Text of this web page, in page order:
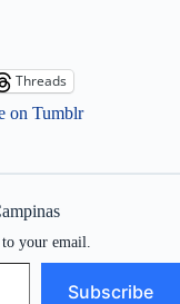
Threads
on Tumblr
your email.
Subscribe